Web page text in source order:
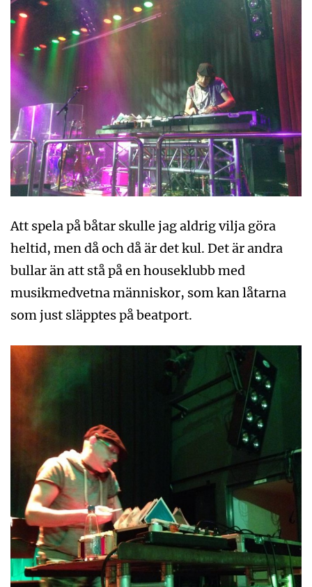
Att spela på båtar skulle jag aldrig vilja göra
heltid, men då och då är det kul. Det är andra
bullar än att stå på en houseklubb med
musikmedvetna människor, som kan låtarna
som just släpptes på beatport.